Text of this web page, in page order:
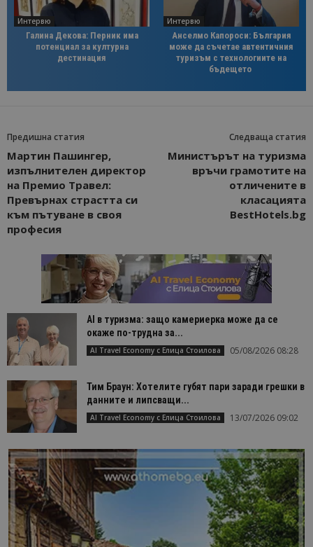
Интервю
Галина Декова: Перник има
потенциал за културна
дестинация
Интервю
Анселмо Капороси: България
може да съчетае автентичния
туризъм с технологиите на
бъдещето
Предишна статия
Мартин Пашингер,
изпълнителен директор
на Премио Травел:
Превърнах страстта си
към пътуване в своя
професия
Следваща статия
Министърът на туризма
връчи грамотите на
отличените в
класацията
BestHotels.bg
AI в туризма: защо камериерка може да се
окаже по-трудна за...
AI Travel Economy с Елица Стоилова 05/08/2026 08:28
Тим Браун: Хотелите губят пари заради грешки в
данните и липсващи...
AI Travel Economy с Елица Стоилова 13/07/2026 09:02